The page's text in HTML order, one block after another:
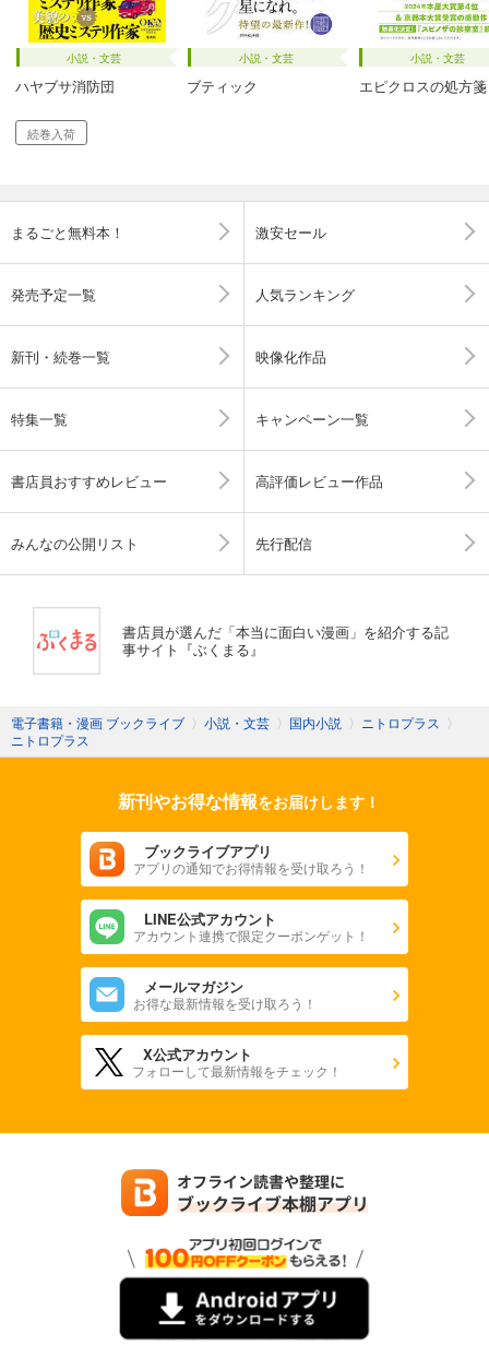
小説・文芸
ハヤブサ消防団
続巻入荷
小説・文芸
ブティック
小説・文芸
エピクロスの処方箋
まるごと無料本！ 激安セール
発売予定一覧 人気ランキング
新刊・続巻一覧 映像化作品
特集一覧 キャンペーン一覧
書店員おすすめレビュー 高評価レビュー作品
みんなの公開リスト 先行配信
書店員が選んだ「本当に面白い漫画」を紹介する記
事サイト『ぶくまる』
電子書籍・漫画 ブックライブ 〉 小説・文芸 〉 国内小説 〉 ニトロプラス 〉
ニトロプラス
新刊やお得な情報をお届けします！
ブックライブアプリ
アプリの通知でお得情報を受け取ろう！
LINE公式アカウント
アカウント連携で限定クーポンゲット！
メールマガジン
お得な最新情報を受け取ろう！
X公式アカウント
フォローして最新情報をチェック！